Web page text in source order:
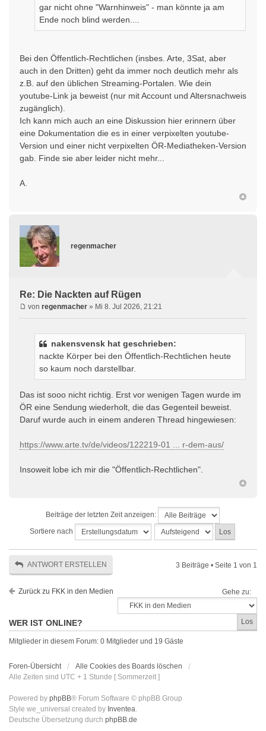
gar nicht ohne "Warnhinweis" - man könnte ja am
Ende noch blind werden....
Bei den Öffentlich-Rechtlichen (insbes. Arte, 3Sat, aber
auch in den Dritten) geht da immer noch deutlich mehr als
z.B. auf den üblichen Streaming-Portalen. Wie dein
youtube-Link ja beweist (nur mit Account und Altersnachweis
zugänglich).
Ich kann mich auch an eine Diskussion hier erinnern über
eine Dokumentation die es in einer verpixelten youtube-
Version und einer nicht verpixelten ÖR-Mediatheken-Version
gab. Finde sie aber leider nicht mehr...
A.
regenmacher
Re: Die Nackten auf Rügen
von regenmacher » Mi 8. Jul 2026, 21:21
nakensvensk hat geschrieben:
nackte Körper bei den Öffentlich-Rechtlichen heute
so kaum noch darstellbar.
Das ist sooo nicht richtig. Erst vor wenigen Tagen wurde im
ÖR eine Sendung wiederholt, die das Gegenteil beweist.
Daruf wurde auch in einem anderen Thread hingewiesen:
https://www.arte.tv/de/videos/122219-01 ... r-dem-aus/
Insoweit lobe ich mir die "Öffentlich-Rechtlichen".
Beiträge der letzten Zeit anzeigen:
Sortiere nach
ANTWORT ERSTELLEN 3 Beiträge • Seite 1 von 1
Zurück zu FKK in den Medien Gehe zu:
WER IST ONLINE?
Mitglieder in diesem Forum: 0 Mitglieder und 19 Gäste
Foren-Übersicht
Alle Cookies des Boards löschen
Alle Zeiten sind UTC + 1 Stunde [ Sommerzeit ]
Powered by phpBB® Forum Software © phpBB Group
Style we_universal created by Inventea.
Deutsche Übersetzung durch phpBB.de